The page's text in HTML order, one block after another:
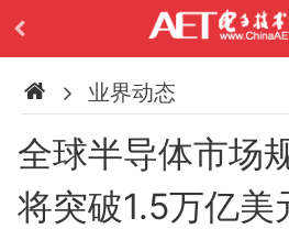
业界动态
全球半导体市场
将突破1.5万亿美